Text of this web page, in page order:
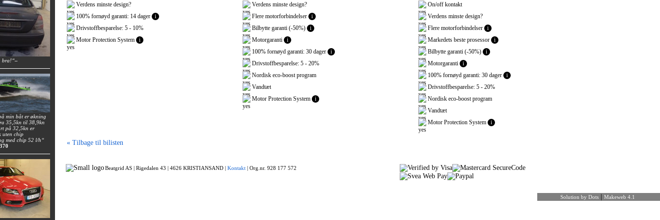
bra!“–
min båt er økning
35,5kn til 38,9kn
på 32,5kn er
uten chip
med chip 52 l/h“
Verdens minste design?
100% fornøyd garanti: 14 dager
i
Drivstoffbesparelse: 5 - 10%
Motor Protection System
i
Verdens minste design?
Flere motorforbindelser
i
Bilbytte garanti (-50%)
i
Motorgaranti
i
100% fornøyd garanti: 30 dager
i
Drivstoffbesparelse: 5 - 20%
Nordisk eco-boost program
Vandtæt
Motor Protection System
i
On/off kontakt
Verdens minste design?
Flere motorforbindelser
i
Markedets beste prosessor
i
Bilbytte garanti (-50%)
i
Motorgaranti
i
100% fornøyd garanti: 30 dager
i
Drivstoffbesparelse: 5 - 20%
Nordisk eco-boost program
Vandtæt
Motor Protection System
i
« Tilbage til bilisten
Beatgrid AS | Rigedalen 43 | 4626 KRISTIANSAND | Kontakt | Org.nr. 928 177 572
Solution by Dots Makeweb 4.1